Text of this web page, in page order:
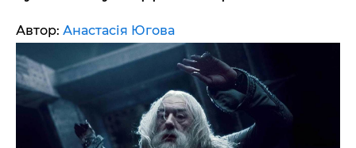
Автор: Анастасія Югова